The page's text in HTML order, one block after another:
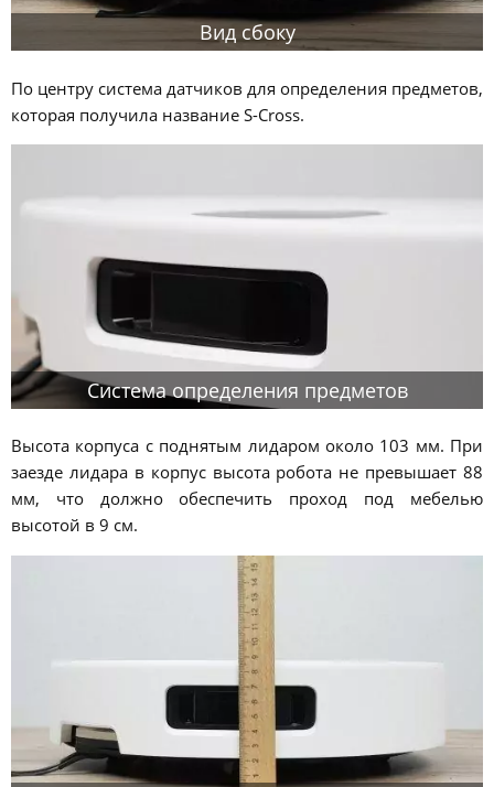
Вид сбоку
По центру система датчиков для определения предметов,
которая получила название S-Cross.
Система определения предметов
Высота корпуса с поднятым лидаром около 103 мм. При
заезде лидара в корпус высота робота не превышает 88
мм, что должно обеспечить проход под мебелью
высотой в 9 см.